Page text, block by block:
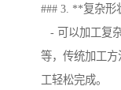
### 3. **复杂形
- 可以加工复
等，传统加工方
工轻松完成。